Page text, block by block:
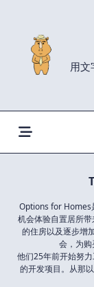
content
用文
Options for Homes
机会体验自置居所
的住房以及逐步增
会，为购
他们25年前开始努
的开发项目。从那